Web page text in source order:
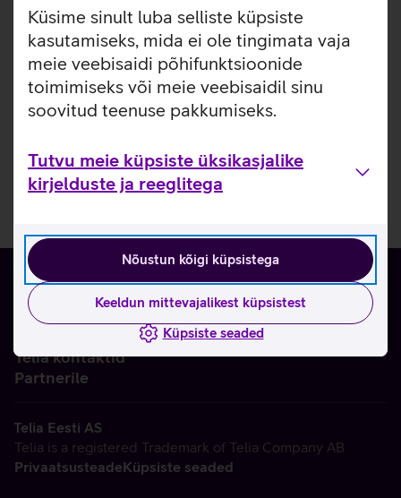
Küsime sinult luba selliste küpsiste
kasutamiseks, mida ei ole tingimata vaja
meie veebisaidi põhifunktsioonide
toimimiseks või meie veebisaidil sinu
soovitud teenuse pakkumiseks.
Tutvu meie küpsiste üksikasjalike
kirjelduste ja reeglitega
Nõustun kõigi küpsistega
Keeldun mittevajalikest küpsistest
Küpsiste seaded
Telia kontaktid
Partnerile
Telia Eesti AS
Telia is a registered Trademark of Telia Company AB
PrivaatsusteadeKüpsiste seaded